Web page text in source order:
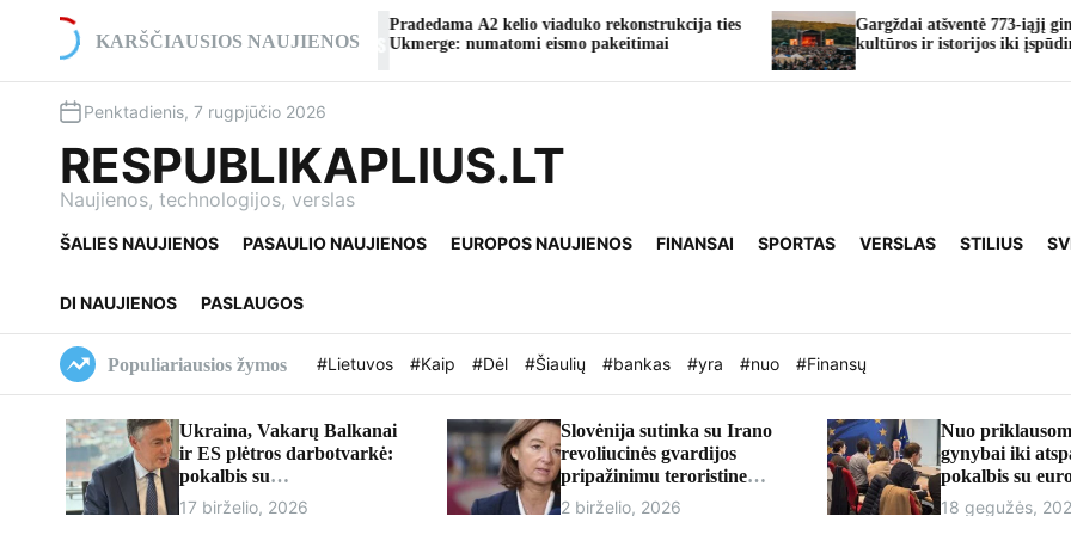
KARŠČIAUSIOS NAUJIENOS
šokio teatro
Pradedama A2 kelio viaduko rekonstrukcija ties
Ukmerge: numatomi eismo pakeitimai
Gargždai atšventė 773-iąjį gimtadienį: nuo
kultūros ir istorijos iki įspūdingų koncertų
Penktadienis, 7 rugpjūčio 2026
RESPUBLIKAPLIUS.LT
Naujienos, technologijos, verslas
ŠALIES NAUJIENOS PASAULIO NAUJIENOS EUROPOS NAUJIENOS FINANSAI SPORTAS VERSLAS STILIUS
DI NAUJIENOS PASLAUGOS
Populiariausios žymos #Lietuvos #Kaip #Dėl #Šiaulių #bankas #yra #nuo #Finansų
Ukraina, Vakarų Balkanai
ir ES plėtros darbotvarkė:
pokalbis su
europarlamentaru Davidu
McAllisteriu
17 birželio, 2026
Slovėnija sutinka su Irano
revoliucinės gvardijos
pripažinimu teroristine
organizacija
2 birželio, 2026
Nuo
gynybai iki
pokalbis su
Andriumi
18 gegužės,